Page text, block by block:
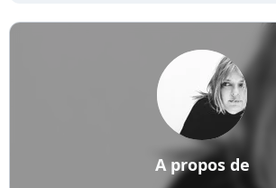
A propos de